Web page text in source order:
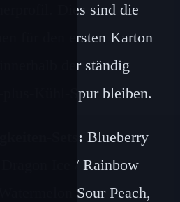
Dies sind die
für den ersten Karton
der ständig
plus-Kühl-Spur bleiben.
Sets: Blueberry
Dragon Ice / Rainbow
Sour Peach,